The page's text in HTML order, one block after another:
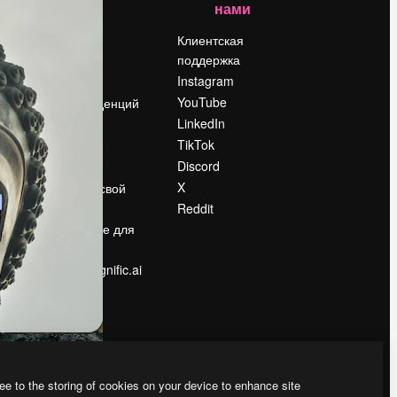
Поиск тенденций
Блог
События
Slidesgo
Продайте свой
контент
Помещение для
Ищете magnific.ai
нами
Клиентская
поддержка
Instagram
YouTube
LinkedIn
TikTok
Discord
X
Reddit
to the storing of cookies on your device to enhance site